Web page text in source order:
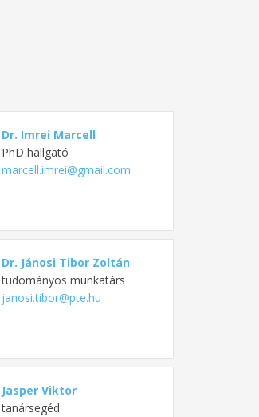
Dr. Imrei Marcell
PhD hallgató
marcell.imrei@gmail.com
Dr. Jánosi Tibor Zoltán
tudományos munkatárs
janosi.tibor@pte.hu
Jasper Viktor
tanársegéd